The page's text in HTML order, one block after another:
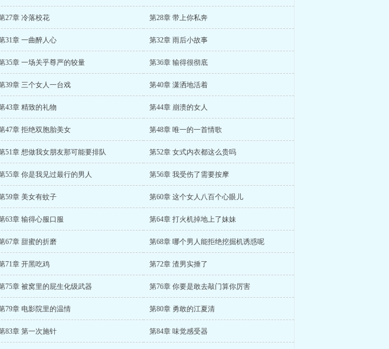
27章 冷落校花 第28章 带上你私奔
31章 一曲醉人心 第32章 雨后小故事
35章 一场关乎尊严的较量 第36章 输得很彻底
39章 三个女人一台戏 第40章 潇洒地活着
43章 精致的礼物 第44章 崩溃的女人
47章 拒绝双胞胎美女 第48章 唯一的一首情歌
51章 想做我女朋友那可能要排队 第52章 女式内衣都这么贵吗
55章 你是我见过最行的男人 第56章 我受伤了需要按摩
59章 美女有蚊子 第60章 这个女人八百个心眼儿
63章 输得心服口服 第64章 打火机掉地上了妹妹
67章 甜蜜的折磨 第68章 哪个男人能拒绝挖掘机诱惑呢
71章 开黑吃鸡 第72章 渣男实捶了
75章 被窝里的屁生化级武器 第76章 你要是敢去敲门算你厉害
79章 电影院里的温情 第80章 勇敢的江夏清
83章 第一次施针 第84章 味觉感受器